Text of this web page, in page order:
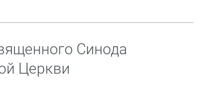
Синода
Церкви